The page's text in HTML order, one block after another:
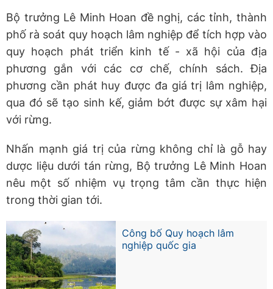
Bộ trưởng Lê Minh Hoan đề nghị, các tỉnh, thành
phố rà soát quy hoạch lâm nghiệp để tích hợp vào
quy hoạch phát triển kinh tế - xã hội của địa
phương gắn với các cơ chế, chính sách. Địa
phương cần phát huy được đa giá trị lâm nghiệp,
qua đó sẽ tạo sinh kế, giảm bớt được sự xâm hại
với rừng.
Nhấn mạnh giá trị của rừng không chỉ là gỗ hay
dược liệu dưới tán rừng, Bộ trưởng Lê Minh Hoan
nêu một số nhiệm vụ trọng tâm cần thực hiện
trong thời gian tới.
Công bố Quy hoạch lâm
nghiệp quốc gia